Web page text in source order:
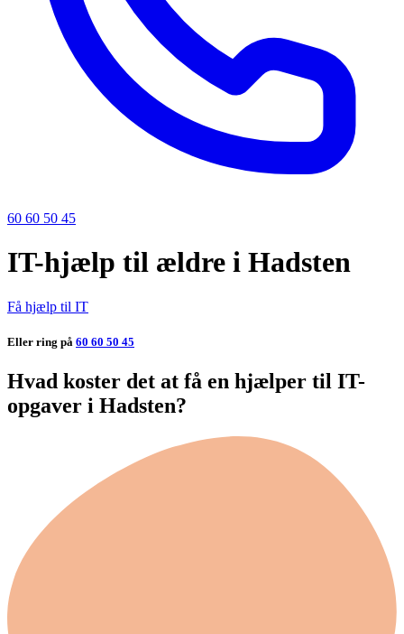
60 60 50 45
IT-hjælp til ældre i Hadsten
Få hjælp til IT
Eller ring på 60 60 50 45
Hvad koster det at få en hjælper til IT-
opgaver i Hadsten?